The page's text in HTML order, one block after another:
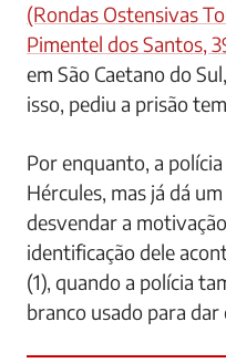
(Rondas Ostensivas
Pimentel dos Santos,
em São Caetano do
isso, pediu a prisão
Por enquanto, a
Hércules, mas já dá
desvendar a
identificação dele
(1), quando a polícia
branco usado para